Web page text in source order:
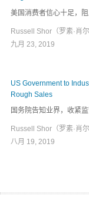
美国消费者信心十足，
Russell Shor（罗素·肖
九月 23, 2019
US Government to
Rough Sales
国务院告知业界，收紧
Russell Shor（罗素·肖尔
八月 19, 2019